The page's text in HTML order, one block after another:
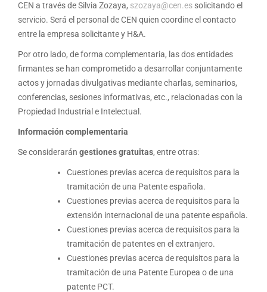
CEN a través de Silvia Zozaya, szozaya@cen.es solicitando el
servicio. Será el personal de CEN quien coordine el contacto
entre la empresa solicitante y H&A.
Por otro lado, de forma complementaria, las dos entidades
firmantes se han comprometido a desarrollar conjuntamente
actos y jornadas divulgativas mediante charlas, seminarios,
conferencias, sesiones informativas, etc., relacionadas con la
Propiedad Industrial e Intelectual.
Información complementaria
Se considerarán gestiones gratuitas, entre otras:
Cuestiones previas acerca de requisitos para la
tramitación de una Patente española.
Cuestiones previas acerca de requisitos para la
extensión internacional de una patente española.
Cuestiones previas acerca de requisitos para la
tramitación de patentes en el extranjero.
Cuestiones previas acerca de requisitos para la
tramitación de una Patente Europea o de una
patente PCT.